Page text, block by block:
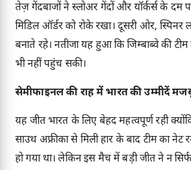
तेज़ गेंदबाजों ने स्लोअर गेंदों और यॉर्कर्स के दम
मिडिल ऑर्डर को रोके रखा। दूसरी ओर, स्पिनर
बनाते रहे। नतीजा यह हुआ कि जिम्बाब्वे की
भी नहीं पहुंच सकी।
सेमीफाइनल की राह में भारत की उम्मीदें
यह जीत भारत के लिए बेहद महत्वपूर्ण रही
साउथ अफ्रीका से मिली हार के बाद टीम का नेट
हो गया था। लेकिन इस मैच में बड़ी जीत ने न